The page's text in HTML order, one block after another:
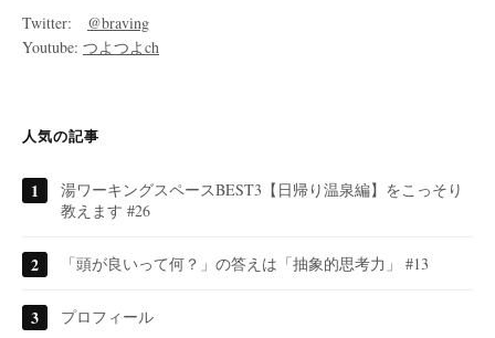
Twitter: @braving
Youtube: つよつよch
人気の記事
湯ワーキングスペースBEST3【日帰り温泉編】をこっそり
教えます #26
「頭が良いって何？」の答えは「抽象的思考力」 #13
プロフィール